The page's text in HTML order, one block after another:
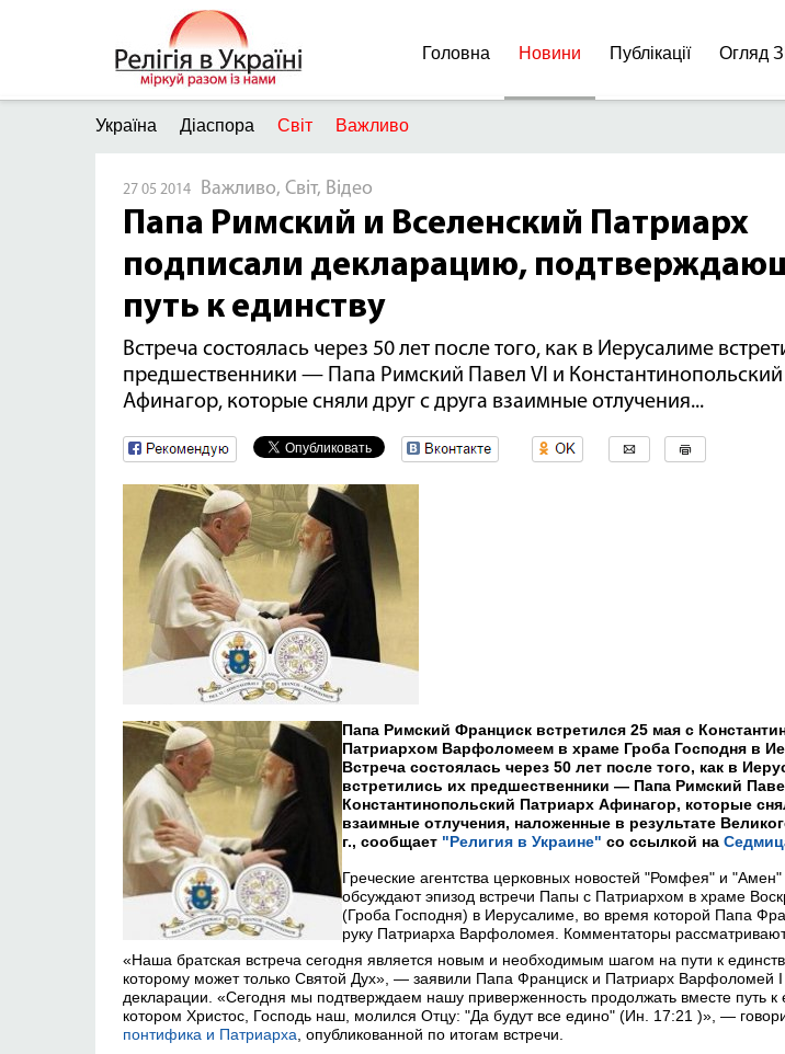
Головна Новини Публікації Огляд
Україна Діаспора Світ Важливо
27 05 2014 Важливо, Світ, Відео
Папа Римский и Вселенский Патриарх
подписали декларацию,
путь к единству
Встреча состоялась через 50 лет после того, как в Иерусалиме
предшественники — Папа Римский Павел VI и
Афинагор, которые сняли друг с друга взаимные отлучения...
Папа Римский Франциск встретился 25 мая с
Патриархом Варфоломеем в храме Гроба Господня в
Встреча состоялась через 50 лет после того, как в
встретились их предшественники — Папа Римский
Константинопольский Патриарх Афинагор, которые
взаимные отлучения, наложенные в результате
г., сообщает "Религия в Украине" со ссылкой на
«Наша братская встреча сегодня является новым и необходимым шагом на пути к
которому может только Святой Дух», — заявили Папа Франциск и Патриарх Варфоломей
декларации. «Сегодня мы подтверждаем нашу приверженность продолжать вместе путь к
котором Христос, Господь наш, молился Отцу: "Да будут все едино" (Ин. 17:21 )», —
понтифика и Патриарха , опубликованной по итогам встречи.
Греческие агентства церковных новостей "Ромфея" и
обсуждают эпизод встречи Папы с Патриархом в храме
(Гроба Господня) в Иерусалиме, во время которой Папа
руку Патриарха Варфоломея. Комментаторы рассматривают